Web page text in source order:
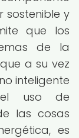
sostenible y
que los
de la
a su vez
inteligente
el uso de
las cosas
es